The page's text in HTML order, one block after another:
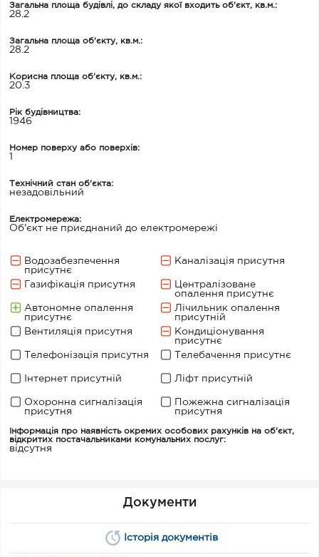
Загальна площа будівлі, до складу якої входить об'єкт, кв.м.:
28.2
Загальна площа об'єкту, кв.м.:
28.2
Корисна площа об'єкту, кв.м.:
20.3
Рік будівництва:
1946
Номер поверху або поверхів:
1
Технічний стан об'єкта:
незадовільний
Електромережа:
Об'єкт не приєднаний до електромережі
Водозабезпечення
присутнє
Каналізація присутня
Газифікація присутня
Централізоване
опалення присутнє
Автономне опалення
присутнє
Лічильник опалення
присутній
Вентиляція присутня
Кондиціонування
присутнє
Телефонізація присутня
Телебачення присутнє
Інтернет присутній Ліфт присутній
Охоронна сигналізація
присутня
Пожежна сигналізація
присутня
Інформація про наявність окремих особових рахунків на об'єкт,
відкритих постачальниками комунальних послуг:
відсутня
Документи
Історія документів